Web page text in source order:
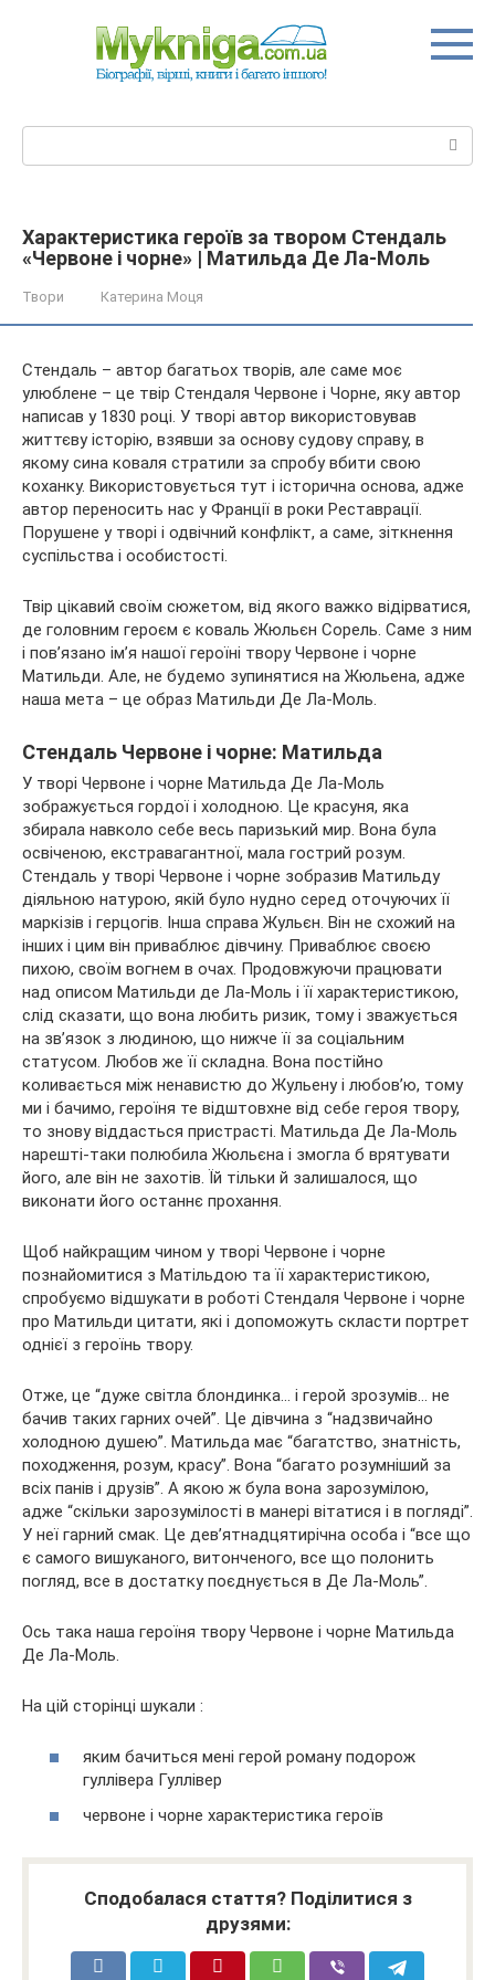
Характеристика героїв за твором Стендаль
«Червоне і чорне» | Матильда Де Ла-Моль
Твори Катерина Моця
Стендаль – автор багатьох творів, але саме моє
улюблене – це твір Стендаля Червоне і Чорне, яку автор
написав у 1830 році. У творі автор використовував
життєву історію, взявши за основу судову справу, в
якому сина коваля стратили за спробу вбити свою
коханку. Використовується тут і історична основа, адже
автор переносить нас у Франції в роки Реставрації.
Порушене у творі і одвічний конфлікт, а саме, зіткнення
суспільства і особистості.
Твір цікавий своїм сюжетом, від якого важко відірватися,
де головним героєм є коваль Жюльєн Сорель. Саме з ним
і пов’язано ім’я нашої героїні твору Червоне і чорне
Матильди. Але, не будемо зупинятися на Жюльена, адже
наша мета – це образ Матильди Де Ла-Моль.
Стендаль Червоне і чорне: Матильда
У творі Червоне і чорне Матильда Де Ла-Моль
зображується гордої і холодною. Це красуня, яка
збирала навколо себе весь паризький мир. Вона була
освіченою, екстравагантної, мала гострий розум.
Стендаль у творі Червоне і чорне зобразив Матильду
діяльною натурою, якій було нудно серед оточуючих її
маркізів і герцогів. Інша справа Жульєн. Він не схожий на
інших і цим він приваблює дівчину. Приваблює своєю
пихою, своїм вогнем в очах. Продовжуючи працювати
над описом Матильди де Ла-Моль і її характеристикою,
слід сказати, що вона любить ризик, тому і зважується
на зв’язок з людиною, що нижче її за соціальним
статусом. Любов же її складна. Вона постійно
коливається між ненавистю до Жульену і любов’ю, тому
ми і бачимо, героїня те відштовхне від себе героя твору,
то знову віддасться пристрасті. Матильда Де Ла-Моль
нарешті-таки полюбила Жюльєна і змогла б врятувати
його, але він не захотів. Їй тільки й залишалося, що
виконати його останнє прохання.
Щоб найкращим чином у творі Червоне і чорне
познайомитися з Матільдою та її характеристикою,
спробуємо відшукати в роботі Стендаля Червоне і чорне
про Матильди цитати, які і допоможуть скласти портрет
однієї з героїнь твору.
Отже, це “дуже світла блондинка… і герой зрозумів… не
бачив таких гарних очей”. Це дівчина з “надзвичайно
холодною душею”. Матильда має “багатство, знатність,
походження, розум, красу”. Вона “багато розумніший за
всіх панів і друзів”. А якою ж була вона зарозумілою,
адже “скільки зарозумілості в манері вітатися і в погляді”.
У неї гарний смак. Це дев’ятнадцятирічна особа і “все що
є самого вишуканого, витонченого, все що полонить
погляд, все в достатку поєднується в Де Ла-Моль”.
Ось така наша героїня твору Червоне і чорне Матильда
Де Ла-Моль.
На цій сторінці шукали :
яким бачиться мені герой роману подорож
гуллівера Гуллівер
червоне і чорне характеристика героїв
Сподобалася стаття? Поділитися з
друзями: